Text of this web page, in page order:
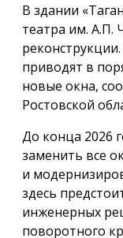
В здании
театра им. А.П.
приводят в
новые окна,
Ростовской
До конца 2026
заменить все
и
здесь
инженерных
поворотного